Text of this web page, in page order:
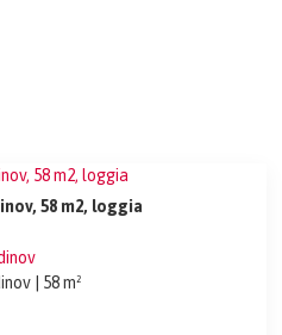
58 m2, loggia
| 58 m²